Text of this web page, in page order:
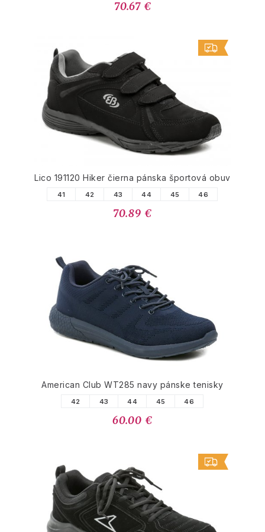
70.67 €
Lico 191120 Hiker čierna pánska športová obuv
41 42 43 44 45 46
70.89 €
American Club WT285 navy pánske tenisky
42 43 44 45 46
60.00 €